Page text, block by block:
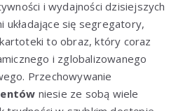
i wydajności dzisiejszych
układające się segregatory,
to obraz, który coraz
i zglobalizowanego
Przechowywanie
niesie ze sobą wiele